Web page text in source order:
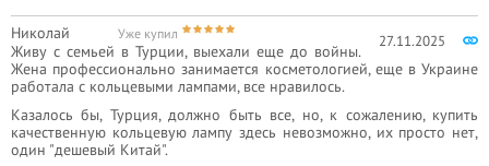
27.11.2025
Николай Уже купил
Живу с семьей в Турции, выехали еще до войны.
Жена профессионально занимается косметологией, еще в Украине
работала с кольцевыми лампами, все нравилось.
Казалось бы, Турция, должно быть все, но, к сожалению, купить
качественную кольцевую лампу здесь невозможно, их просто нет,
один "дешевый Китай".